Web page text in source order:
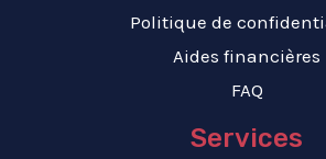
Politique de
Aides financières
FAQ
Services